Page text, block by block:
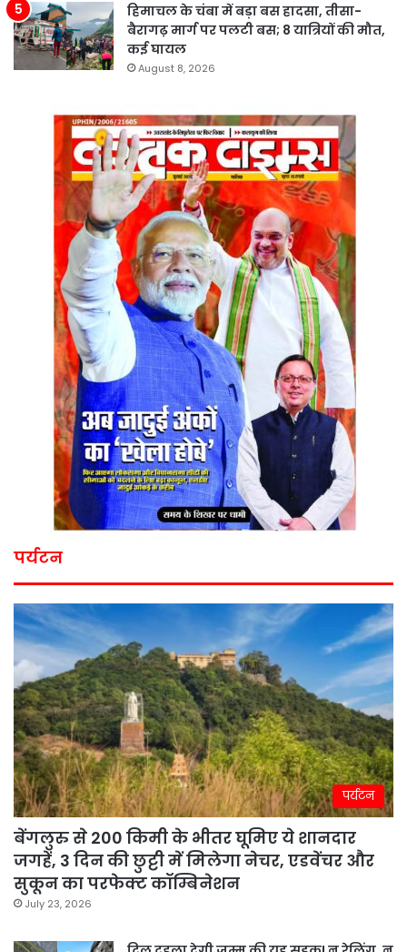
हिमाचल के चंबा में बड़ा बस हादसा, तीसा-
बैरागढ़ मार्ग पर पलटी बस; 8 यात्रियों की मौत,
कई घायल
August 8, 2026
पर्यटन
पर्यटन
बेंगलुरु से 200 किमी के भीतर घूमिए ये शानदार
जगहें, 3 दिन की छुट्टी में मिलेगा नेचर, एडवेंचर और
सुकून का परफेक्ट कॉम्बिनेशन
July 23, 2026